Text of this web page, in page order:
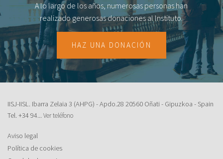
A lo largo de los años, numerosas personas han
realizado generosas donaciones al lnstituto.
HAZ UNA DONACIÓN
IISJ-IISL. Ibarra Zelaia 3 (AHPG) - Apdo.28 20560 Oñati - Gipuzkoa - Spain
Tel. +34 94... Ver teléfono
Aviso legal
Política de cookies